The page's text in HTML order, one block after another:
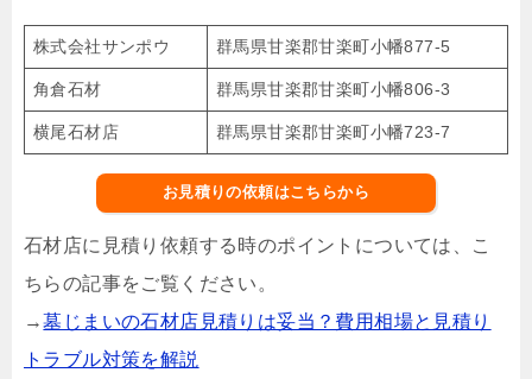
株式会社サンポウ 群馬県甘楽郡甘楽町小幡877-5
角倉石材 群馬県甘楽郡甘楽町小幡806-3
横尾石材店 群馬県甘楽郡甘楽町小幡723-7
お見積りの依頼はこちらから
石材店に見積り依頼する時のポイントについては、こ
ちらの記事をご覧ください。
→墓じまいの石材店見積りは妥当？費用相場と見積り
トラブル対策を解説